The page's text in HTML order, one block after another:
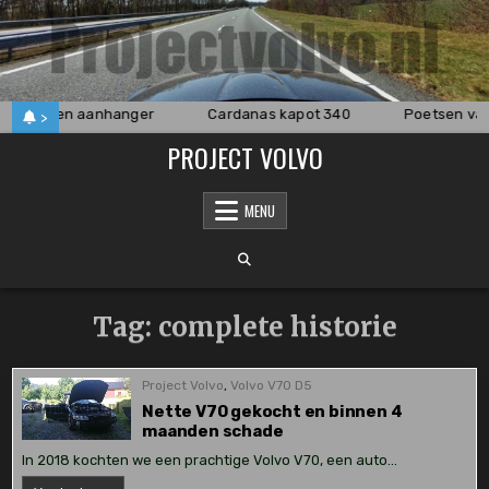
Skip
to
content
>
van een aanhanger Cardanas kapot 340 Poetsen
PROJECT VOLVO
MENU
Tag: complete historie
Project Volvo,Volvo V70 D5
Nette V70 gekocht en binnen 4
maanden schade
In 2018 kochten we een prachtige Volvo V70, een auto…